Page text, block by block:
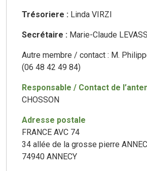
Trésoriere : Linda VIRZI
Secrétaire : Marie-Claude
Autre membre / contact : M.
(06 48 42 49 84)
Responsable / Contact de
CHOSSON
Adresse postale
FRANCE AVC 74
34 allée de la grosse pierre
74940 ANNECY